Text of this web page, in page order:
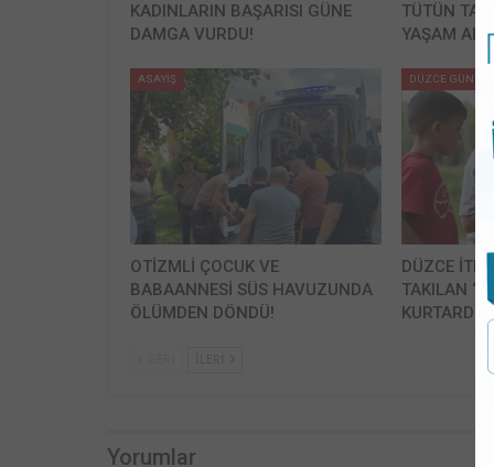
KADINLARIN BAŞARISI GÜNE
DAMGA VURDU!
TÜTÜN
YAŞAM
ASAYİŞ
OTİZMLİ ÇOCUK VE
BABAANNESİ SÜS HAVUZUNDA
ÖLÜMDEN DÖNDÜ!
DÜZCE
DÜZCE
TAKILAN
KURTARDI!
Yorumlar